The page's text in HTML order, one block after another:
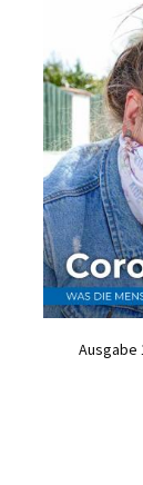
Ausgabe